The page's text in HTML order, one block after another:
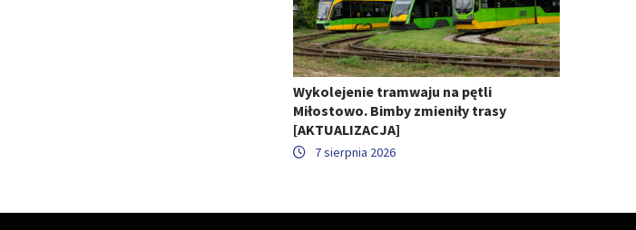
Wykolejenie tramwaju na pętli
Miłostowo. Bimby zmieniły trasy
[AKTUALIZACJA]
7 sierpnia 2026